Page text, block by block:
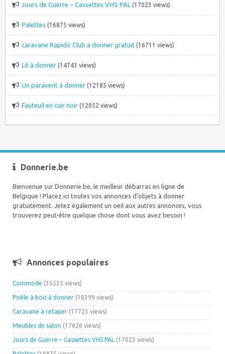
Jours de Guerre – Cassettes VHS PAL (17023 views)
Palettes (16875 views)
caravane Rapido Club a donner gratuit (16711 views)
Lit à donner (14743 views)
Un paravent à donner (12185 views)
Fauteuil en cuir noir (12052 views)
Donnerie.be
Bienvenue sur Donnerie.be, le meilleur débarras en ligne de
Belgique ! Placez ici toutes vos annonces d’objets à donner
gratuitement. Jetez également un oeil aux autres annonces, vous
trouverez peut-être quelque chose dont vous avez besoin !
Annonces populaires
Commode (35535 views)
Poêle à bois à donner (18399 views)
Caravane à retaper (17723 views)
Meubles de salon (17626 views)
Jours de Guerre – Cassettes VHS PAL (17023 views)